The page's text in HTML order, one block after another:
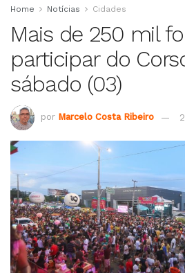
Home Notícias Cidades
Mais de 250 mil
participar do
sábado (03)
por Marcelo Costa Ribeiro